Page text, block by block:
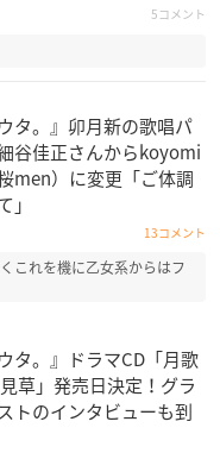
5コメント
タ。』卯月新の歌唱パ
谷佳正さんからkoyomi
men）に変更「ご体調
」
13コメント
これを機に乙女系からはフ
タ。』ドラマCD「月歌
草」発売日決定！グラ
トのインタビューも到